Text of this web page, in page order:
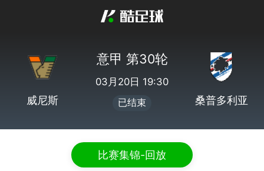
威尼斯
意甲 第30轮
03月20日 19:30
已结束 桑普多利亚
比赛集锦-回放